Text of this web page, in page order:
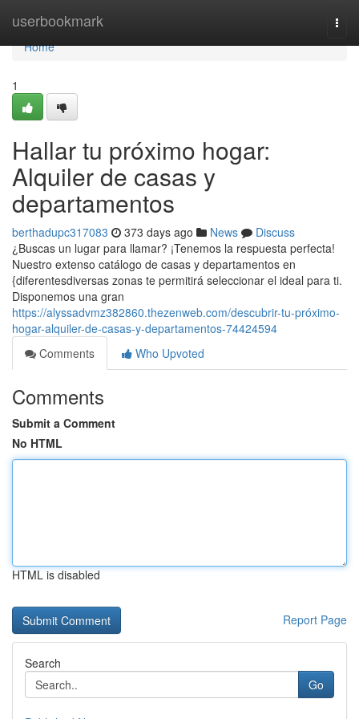
userbookmark
Home
Home
1
Hallar tu próximo hogar:
Alquiler de casas y
departamentos
berthadupc317083 373 days ago News
Discuss
¿Buscas un lugar para llamar? ¡Tenemos la respuesta perfecta!
Nuestro extenso catálogo de casas y departamentos en
{diferentesdiversas zonas te permitirá seleccionar el ideal para ti.
Disponemos una gran
https://alyssadvmz382860.thezenweb.com/descubrir-tu-próximo-
hogar-alquiler-de-casas-y-departamentos-74424594
Comments
Who Upvoted
Comments
Submit a Comment
No HTML
HTML is disabled
Report Page
Search
Go